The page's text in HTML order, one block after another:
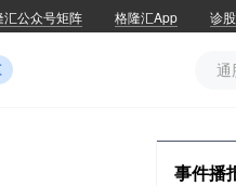
汇公众号矩阵 格隆汇App 诊
通
事件播